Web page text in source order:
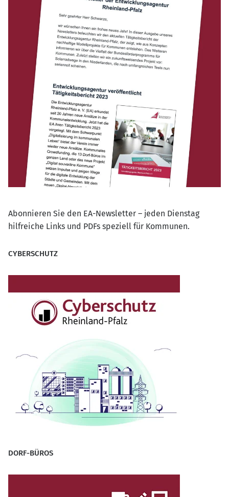
Abonnieren Sie den EA-Newsletter – jeden Dienstag
hilfreiche Links und PDFs speziell für Kommunen.
CYBERSCHUTZ
DORF-BÜROS